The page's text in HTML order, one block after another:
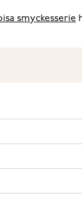
smyckesserie